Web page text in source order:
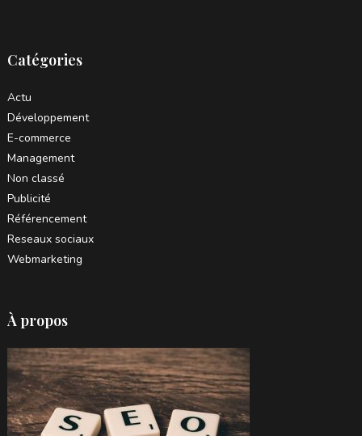
Catégories
Actu
Développement
E-commerce
Management
Non classé
Publicité
Référencement
Reseaux sociaux
Webmarketing
À propos